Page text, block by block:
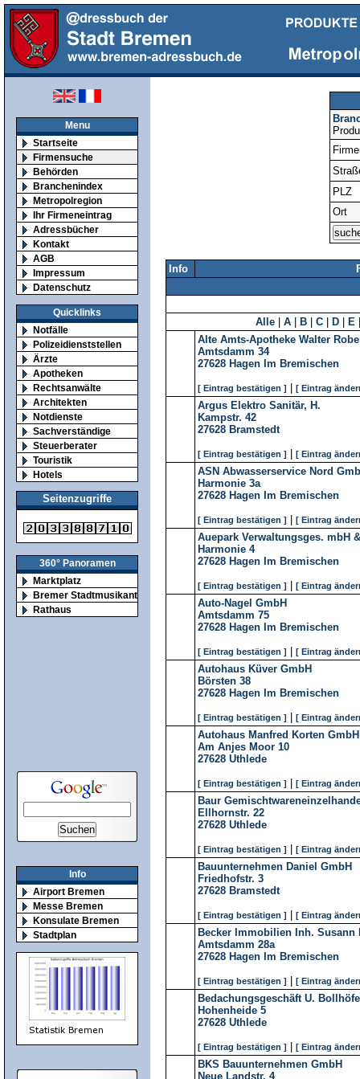
Menu
Startseite
Firmensuche
Behörden
Branchenindex
Metropolregion
Ihr Firmeneintrag
Adressbücher
Kontakt
AGB
Impressum
Datenschutz
Quicklinks
Notfälle
Polizeidienststellen
Ärzte
Apotheken
Rechtsanwälte
Architekten
Notdienste
Sachverständige
Steuerberater
Touristik
Hotels
Seitenzugriffe
360° Panoramen
Marktplatz
Bremer Stadtmusikanten
Rathaus
Info
Airport Bremen
Messe Bremen
Konsulate Bremen
Stadtplan
PLZ
Ort
Info
Alle A B C D E
Alte Amts-Apotheke Walter
Amtsdamm 34
27628 Hagen Im Bremischen
[ Eintrag bestätigen ] [ Eintrag
Argus Elektro Sanitär, H.
Kampstr. 42
27628 Bramstedt
[ Eintrag bestätigen ] [ Eintrag
ASN Abwasserservice Nord
Harmonie 3a
27628 Hagen Im Bremischen
[ Eintrag bestätigen ] [ Eintrag
Auepark Verwaltungsges. mbH
Harmonie 4
27628 Hagen Im Bremischen
[ Eintrag bestätigen ] [ Eintrag
Auto-Nagel GmbH
Amtsdamm 75
27628 Hagen Im Bremischen
[ Eintrag bestätigen ] [ Eintrag
Autohaus Küver GmbH
Börsten 38
27628 Hagen Im Bremischen
[ Eintrag bestätigen ] [ Eintrag
Autohaus Manfred Korten GmbH
Am Anjes Moor 10
27628 Uthlede
[ Eintrag bestätigen ] [ Eintrag
Baur
Ellhornstr. 22
27628 Uthlede
[ Eintrag bestätigen ] [ Eintrag
Bauunternehmen Daniel GmbH
Friedhofstr. 3
27628 Bramstedt
[ Eintrag bestätigen ] [ Eintrag
Becker Immobilien Inh. Susann
Amtsdamm 28a
27628 Hagen Im Bremischen
[ Eintrag bestätigen ] [ Eintrag
Bedachungsgeschäft U.
Hohenheide 5
27628 Uthlede
[ Eintrag bestätigen ] [ Eintrag
BKS Bauunternehmen GmbH
Neue Landstr. 4